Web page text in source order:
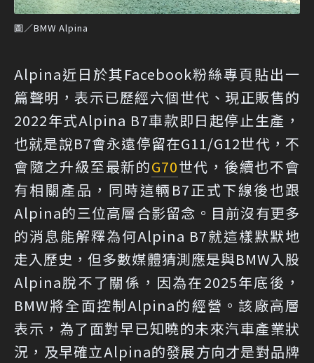
圖／BMW Alpina
Alpina近日於其Facebook粉絲專頁貼出一
篇聲明，表示已歷經六個世代、現正販售的
2022年式Alpina B7車款即日起停止生產，
也就是說B7會永遠停留在G11/G12世代，不
會隨之升級至最新的G70世代，後續也不會
有相關產品，同時這輛B7正式下線後也跟
Alpina的三位高層合影留念。目前沒有更多
的消息能解釋為何Alpina B7就這樣默默地
走入歷史，但多數媒體猜測應是與BMW入股
Alpina脫不了關係，因為在2025年底後，
BMW將全面控制Alpina的經營。該廠高層
表示，為了面對早已知曉的未來汽車產業狀
況，及早確立Alpina的發展方向才是對品牌